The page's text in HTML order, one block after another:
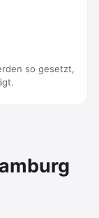
so gesetzt,